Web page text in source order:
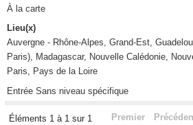
À la carte
Lieu(x)
Auvergne - Rhône-Alpes, Grand-Est,
Paris), Madagascar, Nouvelle Calédonie,
Paris, Pays de la Loire
Entrée Sans niveau spécifique
Éléments 1 à 1 sur 1 Premier